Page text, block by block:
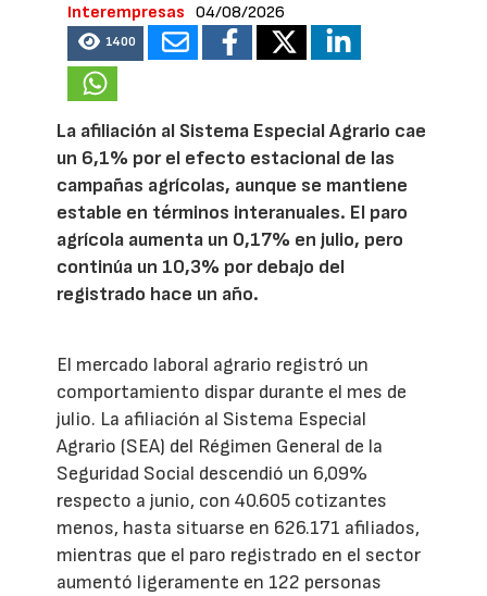
Interempresas
04/08/2026
1400
La afiliación al Sistema Especial Agrario cae
un 6,1% por el efecto estacional de las
campañas agrícolas, aunque se mantiene
estable en términos interanuales. El paro
agrícola aumenta un 0,17% en julio, pero
continúa un 10,3% por debajo del
registrado hace un año.
El mercado laboral agrario registró un
comportamiento dispar durante el mes de
julio. La afiliación al Sistema Especial
Agrario (SEA) del Régimen General de la
Seguridad Social descendió un 6,09%
respecto a junio, con 40.605 cotizantes
menos, hasta situarse en 626.171 afiliados,
mientras que el paro registrado en el sector
aumentó ligeramente en 122 personas